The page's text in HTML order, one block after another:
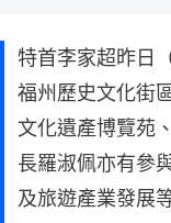
特首李家超昨日
福州歷史文化街
文化遺產博覽苑
長羅淑佩亦有參
及旅遊產業發展